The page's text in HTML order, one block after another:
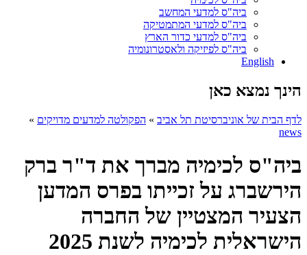
ביה"ס למדעי המחשב
ביה"ס למדעי המתמטיקה
ביה"ס למדעי כדור הארץ
ביה"ס לפיזיקה ולאסטרונומיה
English
הינך נמצא כאן
לדף הבית של אוניברסיטת תל אביב » הפקולטה למדעים מדויקים »
news
ביה"ס לכימיה מברך את ד"ר ברק
הירשברג על זכייתו בפרס המדען
הצעיר המצטיין של החברה
הישראלית לכימיה לשנת 2025